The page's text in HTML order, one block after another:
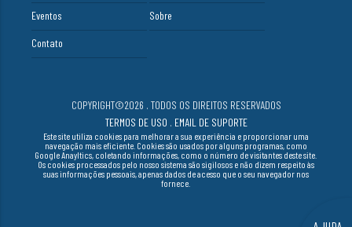
Eventos Sobre
Contato
COPYRIGHT©2026 . TODOS OS DIREITOS RESERVADOS
TERMOS DE USO . EMAIL DE SUPORTE
Este site utiliza cookies para melhorar a sua experiência e proporcionar uma
navegação mais eficiente. Cookies são usados por alguns programas, como
Google Anayltics, coletando informações, como o número de visitantes deste site.
Os cookies processados pelo nosso sistema são sigilosos e não dizem respeito às
suas informações pessoais, apenas dados de acesso que o seu navegador nos
fornece.